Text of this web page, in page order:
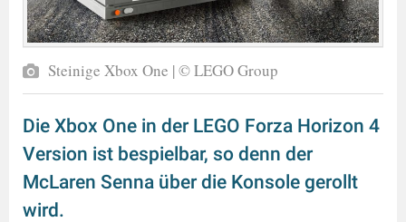
Steinige Xbox One | © LEGO Group
Die Xbox One in der LEGO Forza Horizon 4
Version ist bespielbar, so denn der
McLaren Senna über die Konsole gerollt
wird.